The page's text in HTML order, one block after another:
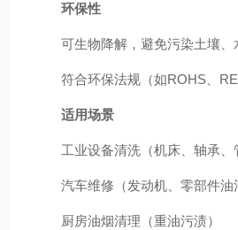
环保性
可生物降解，避免污染土壤、
符合环保法规（如ROHS、
适用场景
工业设备清洗（机床、轴承、
汽车维修（发动机、零部件油
厨房油烟清理（重油污渍）